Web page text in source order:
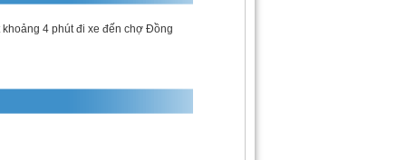
4 phút đi xe đến chợ Đồng